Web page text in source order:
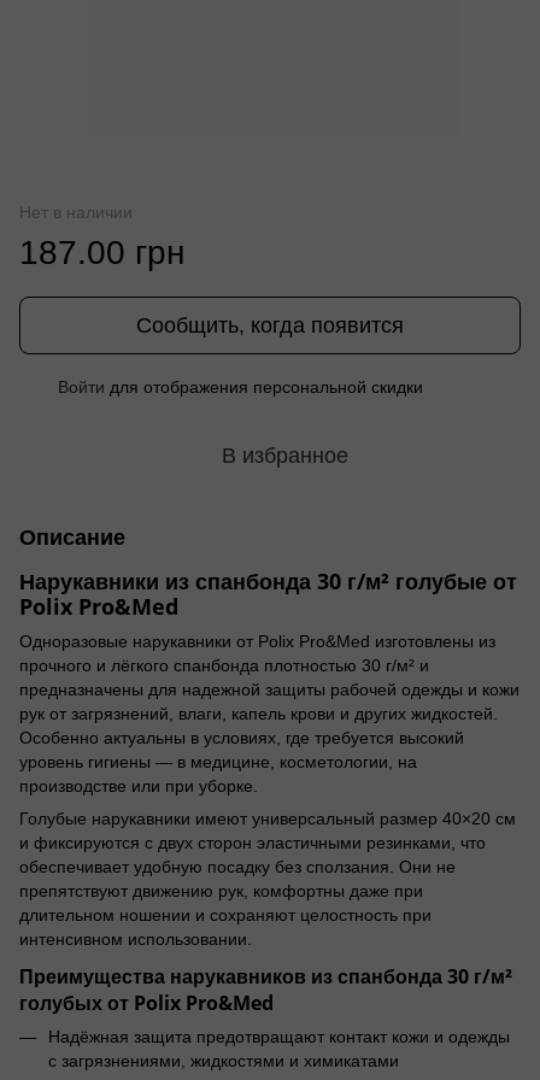
Нет в наличии
187.00 грн
Сообщить, когда появится
Войти для отображения персональной скидки
В избранное
Описание
Нарукавники из спанбонда 30 г/м² голубые от
Polix Pro&Med
Одноразовые нарукавники от Polix Pro&Med изготовлены из
прочного и лёгкого спанбонда плотностью 30 г/м² и
предназначены для надежной защиты рабочей одежды и кожи
рук от загрязнений, влаги, капель крови и других жидкостей.
Особенно актуальны в условиях, где требуется высокий
уровень гигиены — в медицине, косметологии, на
производстве или при уборке.
Голубые нарукавники имеют универсальный размер 40×20 см
и фиксируются с двух сторон эластичными резинками, что
обеспечивает удобную посадку без сползания. Они не
препятствуют движению рук, комфортны даже при
длительном ношении и сохраняют целостность при
интенсивном использовании.
Преимущества нарукавников из спанбонда 30 г/м²
голубых от Polix Pro&Med
Надёжная защита предотвращают контакт кожи и одежды
с загрязнениями, жидкостями и химикатами